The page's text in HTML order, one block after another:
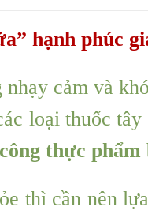
hạnh phúc
cảm và
loại thuốc
thực phẩm
thì cần nên